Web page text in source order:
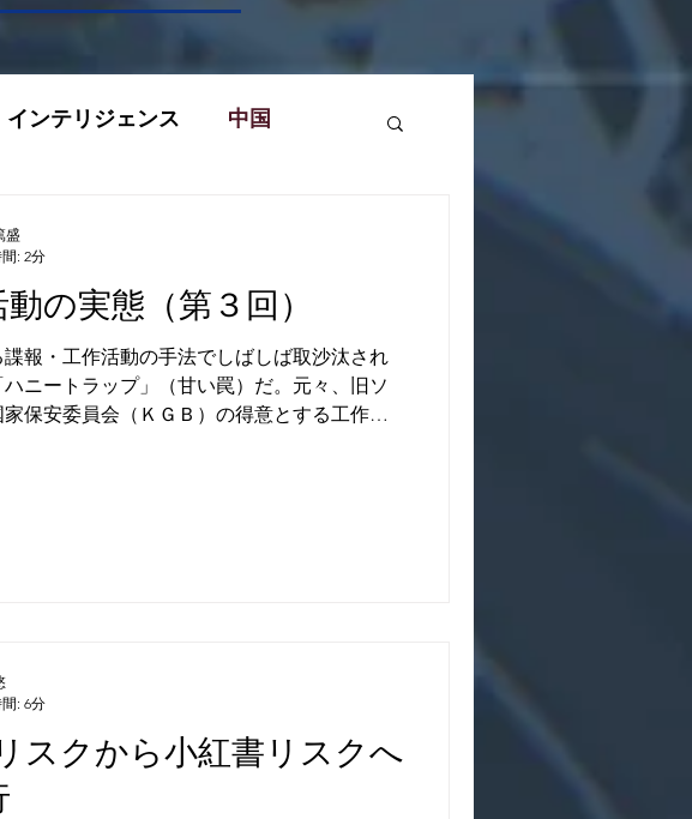
インテリジェンス 中国
ンス
の実態（第３回）
報・工作活動の手法でしばしば取沙汰され
ハニートラップ」（甘い罠）だ。元々、旧ソ
保安委員会（ＫＧＢ）の得意とする工作活
盛
: 2分
スクから小紅書リスクへ
: 6分